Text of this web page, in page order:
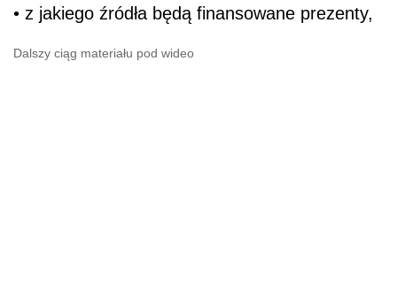
• z jakiego źródła będą finansowane prezenty,
Dalszy ciąg materiału pod wideo